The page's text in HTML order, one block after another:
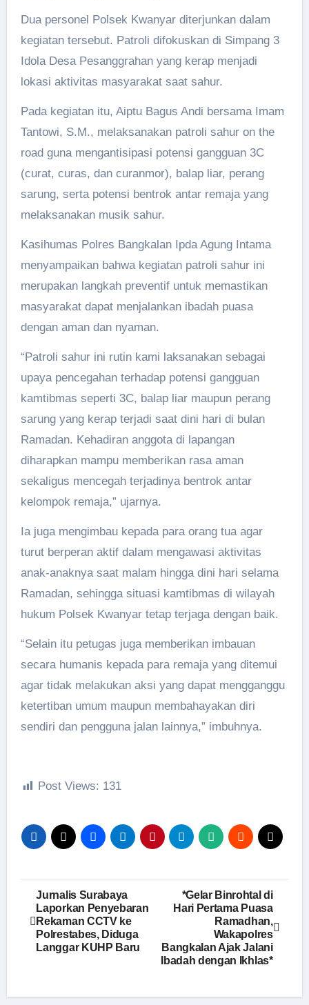
Dua personel Polsek Kwanyar diterjunkan dalam
kegiatan tersebut. Patroli difokuskan di Simpang 3
Idola Desa Pesanggrahan yang kerap menjadi
lokasi aktivitas masyarakat saat sahur.
Pada kegiatan itu, Aiptu Bagus Andi bersama Imam
Tantowi, S.M., melaksanakan patroli sahur on the
road guna mengantisipasi potensi gangguan 3C
(curat, curas, dan curanmor), balap liar, perang
sarung, serta potensi bentrok antar remaja yang
melaksanakan musik sahur.
Kasihumas Polres Bangkalan Ipda Agung Intama
menyampaikan bahwa kegiatan patroli sahur ini
merupakan langkah preventif untuk memastikan
masyarakat dapat menjalankan ibadah puasa
dengan aman dan nyaman.
“Patroli sahur ini rutin kami laksanakan sebagai
upaya pencegahan terhadap potensi gangguan
kamtibmas seperti 3C, balap liar maupun perang
sarung yang kerap terjadi saat dini hari di bulan
Ramadan. Kehadiran anggota di lapangan
diharapkan mampu memberikan rasa aman
sekaligus mencegah terjadinya bentrok antar
kelompok remaja,” ujarnya.
Ia juga mengimbau kepada para orang tua agar
turut berperan aktif dalam mengawasi aktivitas
anak-anaknya saat malam hingga dini hari selama
Ramadan, sehingga situasi kamtibmas di wilayah
hukum Polsek Kwanyar tetap terjaga dengan baik.
“Selain itu petugas juga memberikan imbauan
secara humanis kepada para remaja yang ditemui
agar tidak melakukan aksi yang dapat mengganggu
ketertiban umum maupun membahayakan diri
sendiri dan pengguna jalan lainnya,” imbuhnya.
Post Views: 131
Navigasi
pos
Jurnalis Surabaya
Laporkan Penyebaran
Rekaman CCTV ke
Polrestabes, Diduga
Langgar KUHP Baru
*Gelar Binrohtal di
Hari Pertama Puasa
Ramadhan,
Wakapolres
Bangkalan Ajak Jalani
Ibadah dengan Ikhlas*